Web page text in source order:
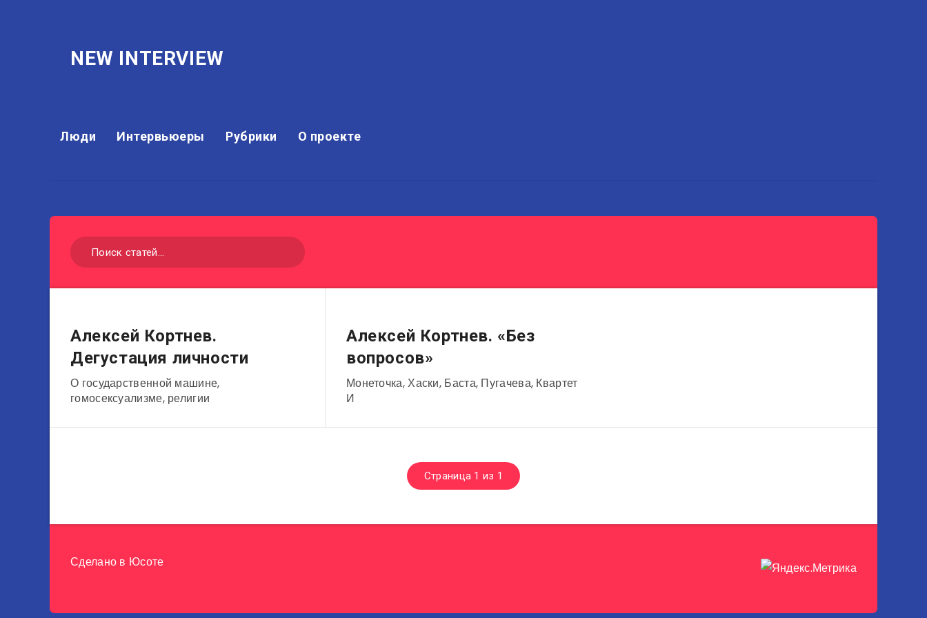
NEW INTERVIEW
Люди Интервьюеры Рубрики О проекте
Алексей Кортнев.
Дегустация личности
О государственной машине,
гомосексуализме, религии
Музыканты
Алексей Кортнев. «Без
вопросов»
Монеточка, Хаски, Баста, Пугачева, Квартет
И
Страница 1 из 1
Сделано в Юсоте